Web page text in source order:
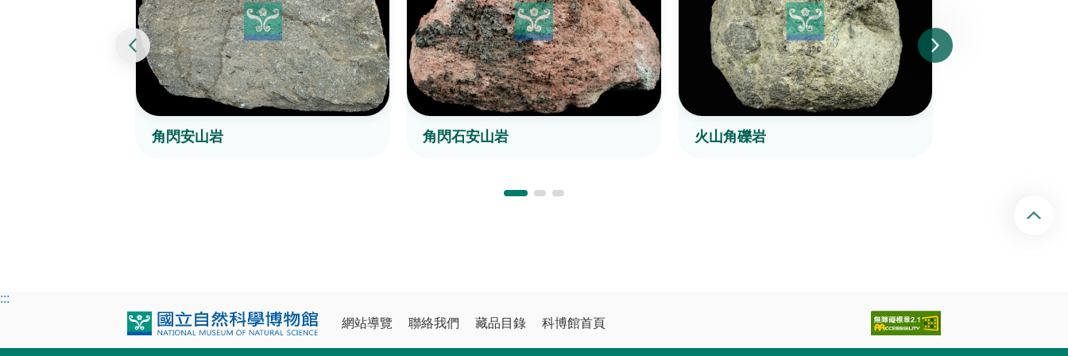
角閃安山岩 角閃石安山岩 火山角礫岩
:::
網站導覽
聯絡我們 藏品目錄 科博館首頁
回頂端